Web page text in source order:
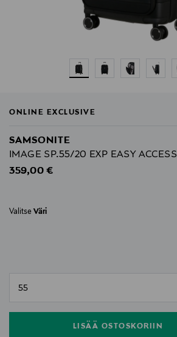
ONLINE EXCLUSIVE
SAMSONITE
IMAGE SP.55/20 EXP EASY ACCESS
Original Price
359,00 €
Valitse Väri
LISÄÄ OSTOSKORIIN